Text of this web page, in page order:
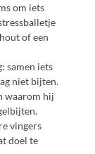
om iets
of een
samen iets
niet bijten.
waarom hij
vingers
doel te